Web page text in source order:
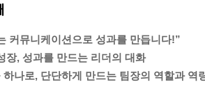
커뮤니케이션으로 성과를 만듭니다!”
장, 성과를 만드는 리더의 대화
하나로, 단단하게 만드는 팀장의 역할과 역